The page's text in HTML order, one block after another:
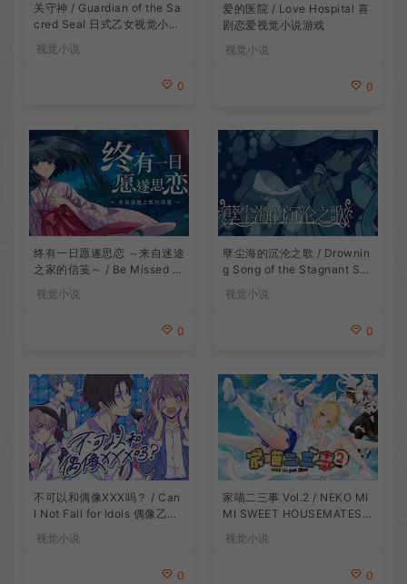
关守神 / Guardian of the Sa
cred Seal 日式乙女视觉小说
游戏
视觉小说
0
爱的医院 / Love Hospital 喜
剧恋爱视觉小说游戏
视觉小说
0
终有一日愿遂思恋 ～来自迷途
之家的信笺～ / Be Missed a
from Mayoiga 卡通视觉小说
视觉小说
0
孽尘海的沉沦之歌 / Drownin
g Song of the Stagnant Sea
视觉小说
0
不可以和偶像XXX吗？ / Can
I Not Fall for Idols 偶像乙女
视觉小说游戏
视觉小说
0
家喵二三事 Vol.2 / NEKO MI
MI SWEET HOUSEMATES V
ol2 猫耳少女视觉小说游戏
视觉小说
0